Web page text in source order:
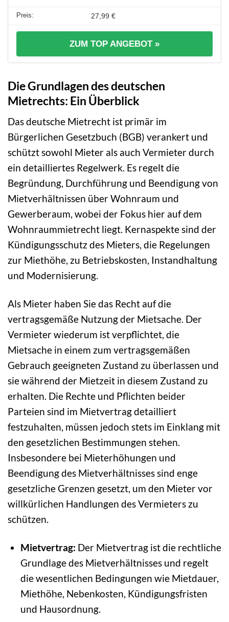
27,99 €
ZUM TOP ANGEBOT »
Die Grundlagen des deutschen
Mietrechts: Ein Überblick
Das deutsche Mietrecht ist primär im
Bürgerlichen Gesetzbuch (BGB) verankert und
schützt sowohl Mieter als auch Vermieter durch
ein detailliertes Regelwerk. Es regelt die
Begründung, Durchführung und Beendigung von
Mietverhältnissen über Wohnraum und
Gewerberaum, wobei der Fokus hier auf dem
Wohnraummietrecht liegt. Kernaspekte sind der
Kündigungsschutz des Mieters, die Regelungen
zur Miethöhe, zu Betriebskosten, Instandhaltung
und Modernisierung.
Als Mieter haben Sie das Recht auf die
vertragsgemäße Nutzung der Mietsache. Der
Vermieter wiederum ist verpflichtet, die
Mietsache in einem zum vertragsgemäßen
Gebrauch geeigneten Zustand zu überlassen und
sie während der Mietzeit in diesem Zustand zu
erhalten. Die Rechte und Pflichten beider
Parteien sind im Mietvertrag detailliert
festzuhalten, müssen jedoch stets im Einklang mit
den gesetzlichen Bestimmungen stehen.
Insbesondere bei Mieterhöhungen und
Beendigung des Mietverhältnisses sind enge
gesetzliche Grenzen gesetzt, um den Mieter vor
willkürlichen Handlungen des Vermieters zu
schützen.
Mietvertrag: Der Mietvertrag ist die rechtliche
Grundlage des Mietverhältnisses und regelt
die wesentlichen Bedingungen wie Mietdauer,
Miethöhe, Nebenkosten, Kündigungsfristen
und Hausordnung.